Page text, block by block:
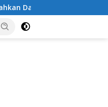
Jaksa Penuntut Umum